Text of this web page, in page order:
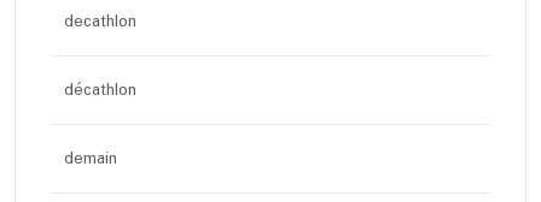
decathlon
décathlon
demain